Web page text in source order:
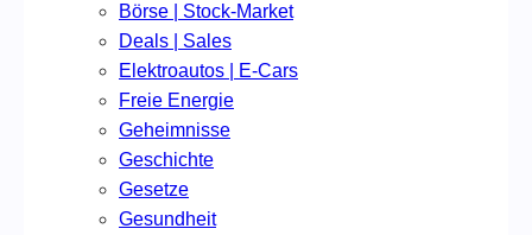
Börse | Stock-Market
Deals | Sales
Elektroautos | E-Cars
Freie Energie
Geheimnisse
Geschichte
Gesetze
Gesundheit